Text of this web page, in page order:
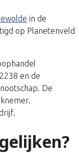
in de
op Planetenveld
en de
De